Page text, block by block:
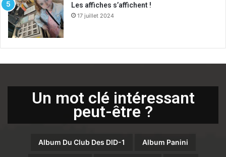
Les affiches s’affichent !
17 juillet 2024
Un mot clé intéressant
peut-être ?
Album Du Club Des DID-1 Album Panini